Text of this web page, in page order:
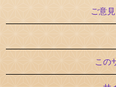
ご意
この